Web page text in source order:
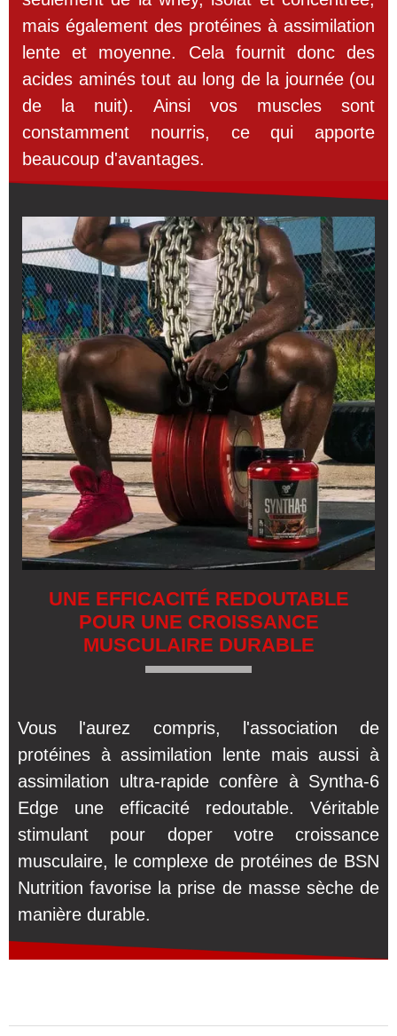
mais également des protéines à assimilation
lente et moyenne. Cela fournit donc des
acides aminés tout au long de la journée (ou
de la nuit). Ainsi vos muscles sont
constamment nourris, ce qui apporte
beaucoup d'avantages.
UNE EFFICACITÉ REDOUTABLE
POUR UNE CROISSANCE
MUSCULAIRE DURABLE
Vous l'aurez compris, l'association de
protéines à assimilation lente mais aussi à
assimilation ultra-rapide confère à Syntha-6
Edge une efficacité redoutable. Véritable
stimulant pour doper votre croissance
musculaire, le complexe de protéines de BSN
Nutrition favorise la prise de masse sèche de
manière durable.